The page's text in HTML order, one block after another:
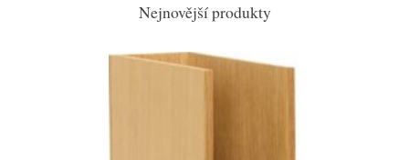
Nejnovější produkty